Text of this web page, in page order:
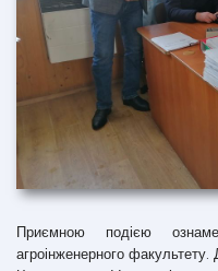
Приємною подією
агроінженерного